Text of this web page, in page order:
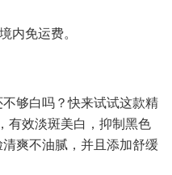
内免运费。
够白吗？快来试试这款精
有效淡斑美白，抑制黑色
爽不油腻，并且添加舒缓